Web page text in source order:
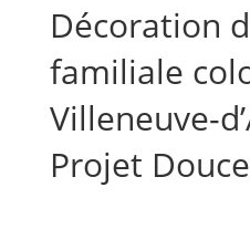
Décoration
familiale
Villeneuve-
Projet